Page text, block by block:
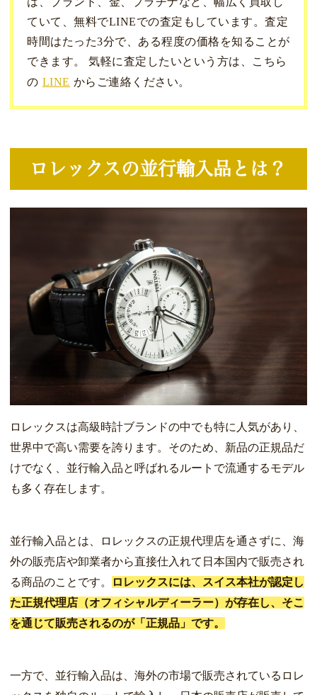
ていて、無料でLINEでの査定もしています。査定
時間はたった3分で、ある程度の価格を知ることが
できます。 気軽に査定したいという方は、こちら
の LINE からご連絡ください。
ロレックスの並行輸入品とは？
ロレックスは高級時計ブランドの中でも特に人気があり、
世界中で高い需要を誇ります。そのため、新品の正規品だ
けでなく、並行輸入品と呼ばれるルートで流通するモデル
も多く存在します。
並行輸入品とは、ロレックスの正規代理店を通さずに、海
外の販売店や卸業者から直接仕入れて日本国内で販売され
る商品のことです。
ロレックスには、スイス本社が認定し
た正規代理店（オフィシャルディーラー）が存在し、そこ
を通じて販売されるのが「正規品」です。
一方で、並行輸入品は、海外の市場で販売されているロレ